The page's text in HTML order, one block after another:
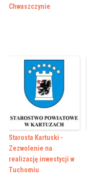
Chwaszczynie
Starosta Kartuski -
Zezwolenie na
realizację inwestycji w
Tuchomiu